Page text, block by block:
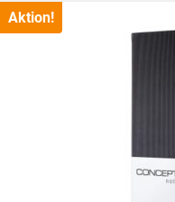
CHF32.15.
Aktion!